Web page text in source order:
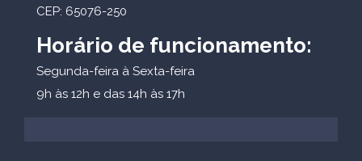
CEP: 65076-250
Horário de funcionamento:
Segunda-feira à Sexta-feira
9h às 12h e das 14h às 17h